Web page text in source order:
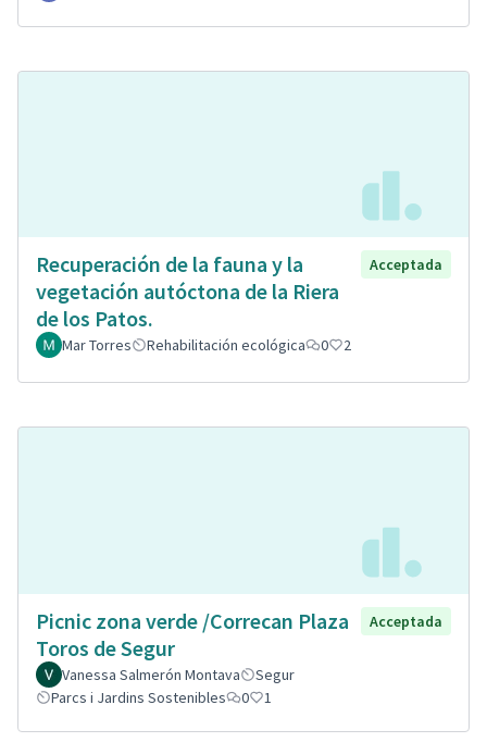
Recuperación de la fauna y la
vegetación autóctona de la Riera
de los Patos.
Acceptada
Mar Torres Rehabilitación ecológica 0 2
Picnic zona verde /Correcan Plaza
Toros de Segur
Acceptada
Vanessa Salmerón Montava
Segur
Parcs i Jardins Sostenibles
0 1